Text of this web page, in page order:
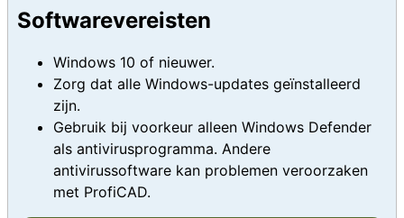
Softwarevereisten
Windows 10 of nieuwer.
Zorg dat alle Windows-updates geïnstalleerd
zijn.
Gebruik bij voorkeur alleen Windows Defender
als antivirusprogramma. Andere
antivirussoftware kan problemen veroorzaken
met ProfiCAD.